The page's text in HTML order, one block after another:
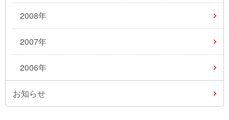
2008年
2007年
2006年
お知らせ